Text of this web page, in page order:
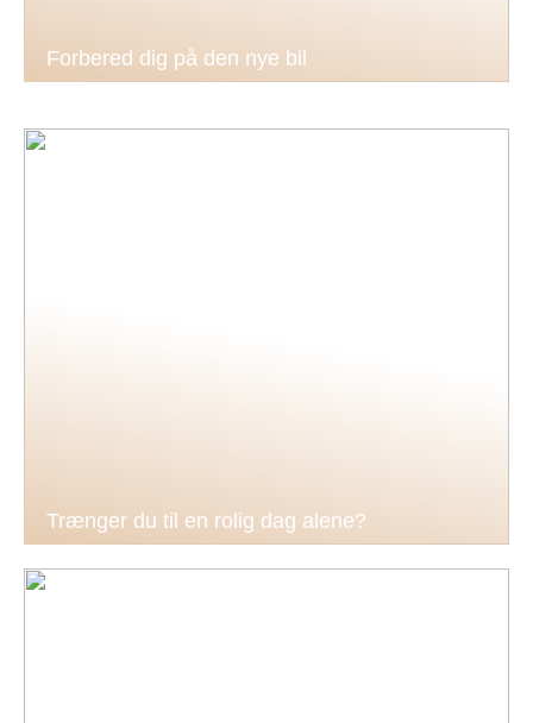
Forbered dig på den nye bil
Trænger du til en rolig dag alene?